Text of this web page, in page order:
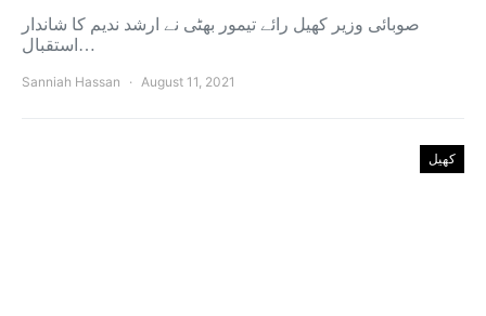
صوبائی وزیر کھیل رائے تیمور بھٹی نے ارشد ندیم کا شاندار
استقبال…
Sanniah Hassan August 11, 2021
کھیل